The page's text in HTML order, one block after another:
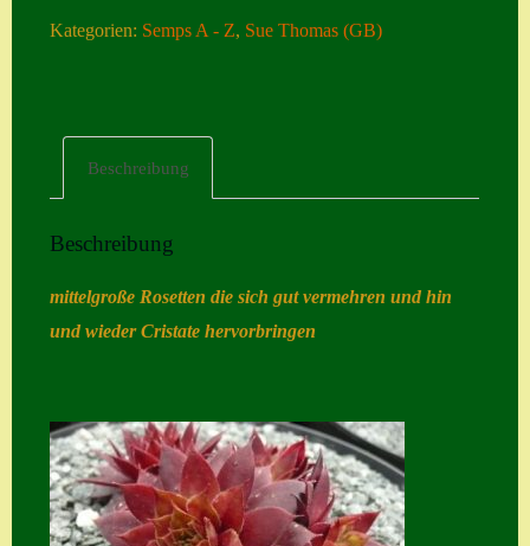
mit Semps
Kasse
Naturformen
S. x nixonii
Semps die ich
Kategorien: Semps A - Z, Sue Thomas (GB)
Beschreibung
Beschreibung
mittelgroße Rosetten die sich gut vermehren und hin
und wieder Cristate hervorbringen